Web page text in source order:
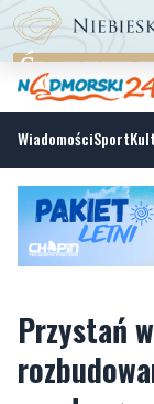
WiadomościSport
Przystań
przetarg
TELEWIZJA TTM